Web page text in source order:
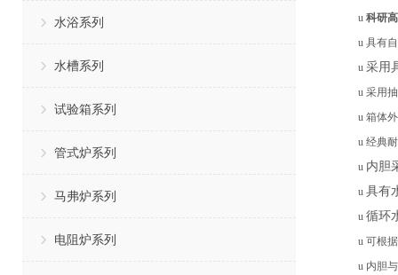
水浴系列
水槽系列
试验箱系列
管式炉系列
马弗炉系列
电阻炉系列
u 科研
u 具有
u 采用
u 采用
u 箱体
u 经典
u 内胆
u 具有
u 循环
u 可根
u 内胆